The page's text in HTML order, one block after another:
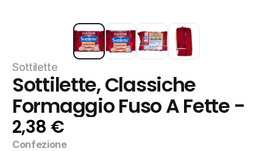
Sottilette
Sottilette, Classiche
Formaggio Fuso A Fette -
2,38 €
Confezione